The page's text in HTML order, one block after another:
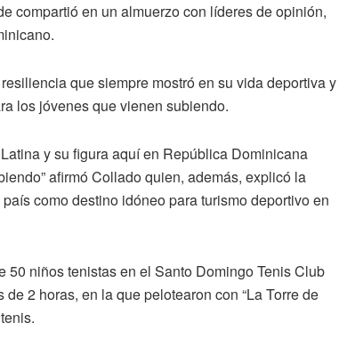
compartió en un almuerzo con líderes de opinión,
que siempre mostró en su vida deportiva y
los jóvenes que vienen subiendo.
y su figura aquí en República Dominicana
afirmó Collado quien, además, explicó la
como destino idóneo para turismo deportivo en
niños tenistas en el Santo Domingo Tenis Club
2 horas, en la que pelotearon con “La Torre de